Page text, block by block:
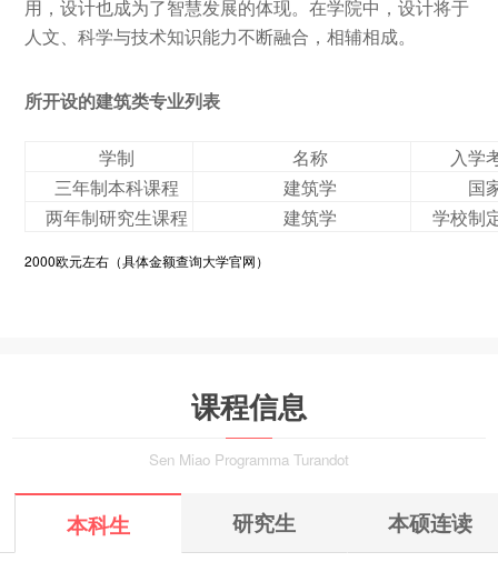
用，设计也成为了智慧发展的体现。在学院中，设计将于
人文、科学与技术知识能力不断融合，相辅相成。
所开设的建筑类专业列表
学制 名称
入学
三年制本科课程
建筑学
国
两年制研究生课程
建筑学 学校制
2000欧元左右（具体金额查询大学官网）
课程信息
Sen Miao Programma Turandot
本科生 研究生 本硕连读